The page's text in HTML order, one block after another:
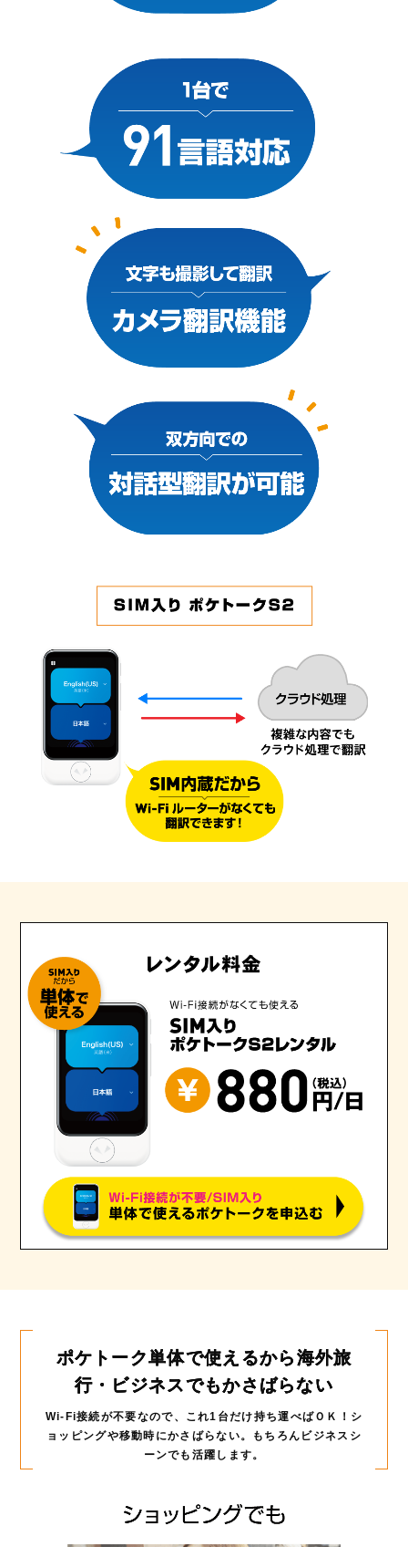
ポケトーク単体で使えるから海外旅
行・ビジネスでもかさばらない
Wi-Fi接続が不要なので、これ1台だけ持ち運べばＯＫ！ シ
ョッピングや移動時にかさばらない。もちろんビジネスシ
ーンでも活躍します。